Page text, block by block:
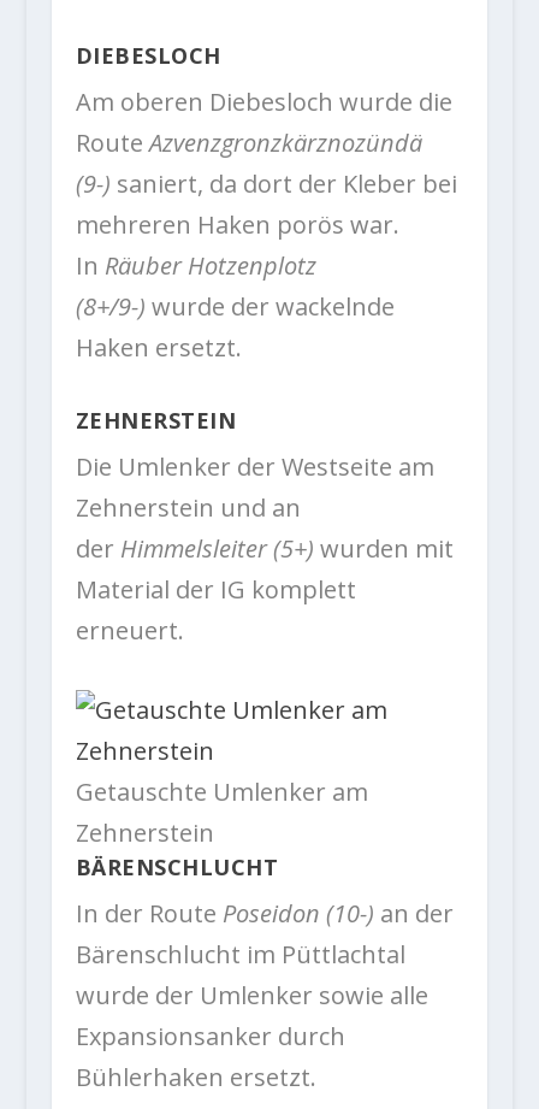
DIEBESLOCH
Am oberen Diebesloch wurde die
RouteAzvenzgronzkärznozündä
(9-) saniert, da dort der Kleber bei
mehreren Haken porös war.
In Räuber Hotzenplotz
(8+/9-) wurde der wackelnde
Haken ersetzt.
ZEHNERSTEIN
Die Umlenker der Westseite am
Zehnerstein und an
der Himmelsleiter (5+) wurden mit
Material der IG komplett
erneuert.
Getauschte Umlenker am
Zehnerstein
BÄRENSCHLUCHT
In der Route Poseidon (10-) an der
Bärenschlucht im Püttlachtal
wurde der Umlenker sowie alle
Expansionsanker durch
Bühlerhaken ersetzt.